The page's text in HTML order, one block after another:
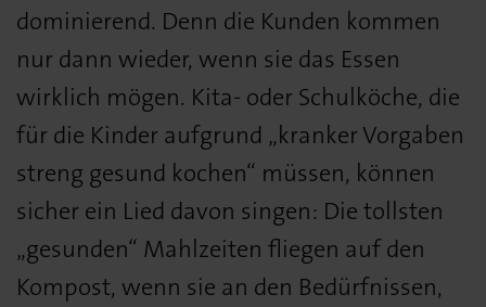
dominierend. Denn die Kunden kommen
nur dann wieder, wenn sie das Essen
wirklich mögen. Kita- oder Schulköche, die
für die Kinder aufgrund „kranker Vorgaben
streng gesund kochen“ müssen, können
sicher ein Lied davon singen: Die tollsten
„gesunden“ Mahlzeiten fliegen auf den
Kompost, wenn sie an den Bedürfnissen,